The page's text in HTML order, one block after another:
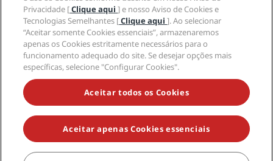
NÃO PERCA AS NOSSAS MAIORES OFERTAS
© 2026 Radisson Hotel Group.Todos os direitos reservados. RHG
Radisson Hotel Group, Radisson, Radisson RED, Radisson Blu, Radisson
Collection, Radisson Individuals, Park Plaza, Park Inn, Country Inn &
Privacidade [Clique aqui] e nosso Aviso de Cookies e
Tecnologias Semelhantes [Clique aqui]. Ao selecionar
“Aceitar somente Cookies essenciais”, armazenaremos
apenas os Cookies estritamente necessários para o
funcionamento adequado do site. Se desejar opções mais
específicas, selecione "Configurar Cookies".
Aceitar todos os Cookies
Aceitar apenas Cookies essenciais